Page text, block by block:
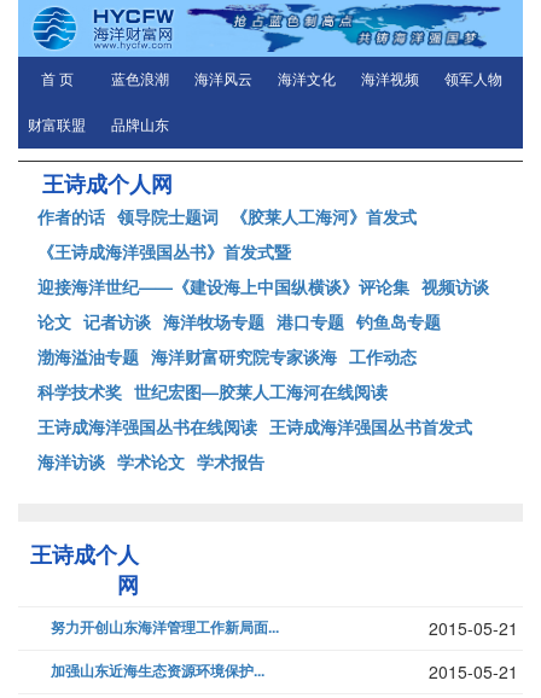
首 页 蓝色浪潮 海洋风云 海洋文化 海洋视频 领军人物
财富联盟 品牌山东
王诗成个人网
作者的话 领导院士题词
《胶莱人工海河》首发式
《王诗成海洋强国丛书》首发式暨
迎接海洋世纪——《建设海上中国纵横谈》评论集 视频访谈
论文 记者访谈 海洋牧场专题 港口专题 钓鱼岛专题
渤海溢油专题 海洋财富研究院专家谈海 工作动态
科学技术奖 世纪宏图—胶莱人工海河在线阅读
王诗成海洋强国丛书在线阅读 王诗成海洋强国丛书首发式
海洋访谈 学术论文 学术报告
王诗成个人
网
努力开创山东海洋管理工作新局面... 2015-05-21
加强山东近海生态资源环境保护... 2015-05-21